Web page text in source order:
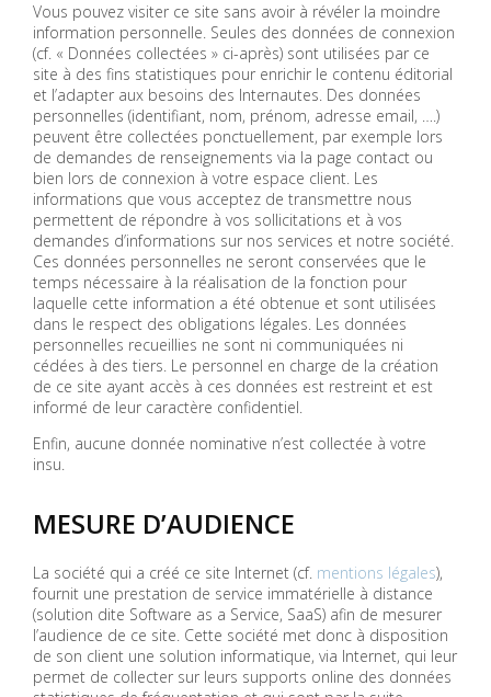
Vous pouvez visiter ce site sans avoir à révéler la moindre
information personnelle. Seules des données de connexion
(cf. « Données collectées » ci-après) sont utilisées par ce
site à des fins statistiques pour enrichir le contenu éditorial
et l’adapter aux besoins des Internautes. Des données
personnelles (identifiant, nom, prénom, adresse email, ….)
peuvent être collectées ponctuellement, par exemple lors
de demandes de renseignements via la page contact ou
bien lors de connexion à votre espace client. Les
informations que vous acceptez de transmettre nous
permettent de répondre à vos sollicitations et à vos
demandes d’informations sur nos services et notre société.
Ces données personnelles ne seront conservées que le
temps nécessaire à la réalisation de la fonction pour
laquelle cette information a été obtenue et sont utilisées
dans le respect des obligations légales. Les données
personnelles recueillies ne sont ni communiquées ni
cédées à des tiers. Le personnel en charge de la création
de ce site ayant accès à ces données est restreint et est
informé de leur caractère confidentiel.
Enfin, aucune donnée nominative n’est collectée à votre
insu.
MESURE D’AUDIENCE
La société qui a créé ce site Internet (cf. mentions légales),
fournit une prestation de service immatérielle à distance
(solution dite Software as a Service, SaaS) afin de mesurer
l’audience de ce site. Cette société met donc à disposition
de son client une solution informatique, via Internet, qui leur
permet de collecter sur leurs supports online des données